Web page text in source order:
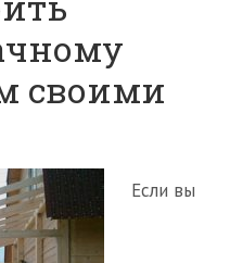
своими
Если вы